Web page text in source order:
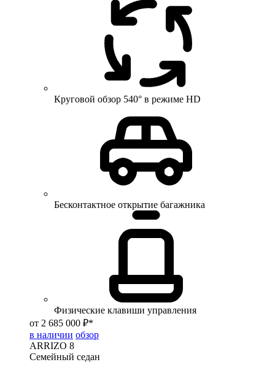
Круговой обзор 540° в режиме HD
Бесконтактное открытие багажника
Физические клавиши управления
от 2 685 000 ₽*
в наличии обзор
ARRIZO 8
Семейный седан